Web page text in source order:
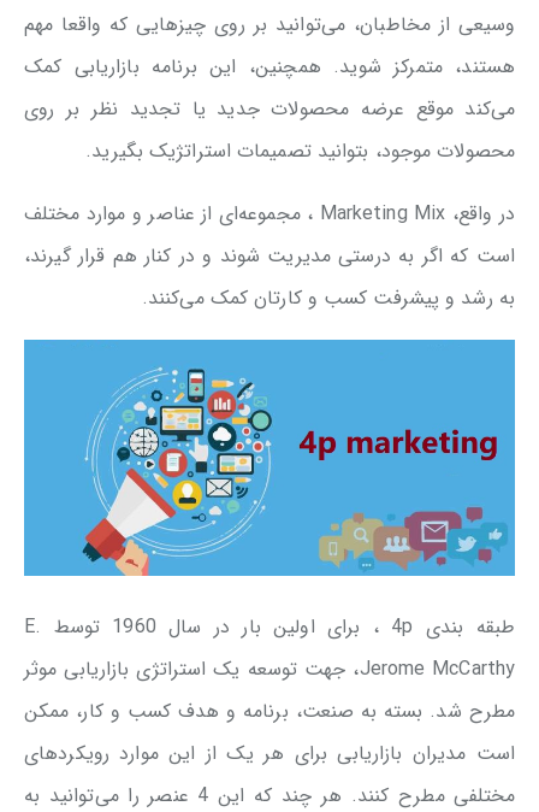
وسیعی از مخاطبان، می‌توانید بر روی چیزهایی که واقعا مهم
هستند، متمرکز شوید. همچنین، این برنامه بازاریابی کمک
می‌کند موقع عرضه محصولات جدید یا تجدید نظر بر روی
محصولات موجود، بتوانید تصمیمات استراتژیک بگیرید.
در واقع، Marketing Mix ، مجموعه‌ای از عناصر و موارد مختلف
است که اگر به درستی مدیریت شوند و در کنار هم قرار گیرند،
به رشد و پیشرفت کسب و کارتان کمک می‌کنند.
طبقه بندی 4p ، برای اولین بار در سال 1960 توسط E.
Jerome McCarthy، جهت توسعه یک استراتژی بازاریابی موثر
مطرح شد. بسته به صنعت، برنامه و هدف کسب و کار، ممکن
است مدیران بازاریابی برای هر یک از این موارد رویکردهای
مختلفی مطرح کنند. هر چند که این 4 عنصر را می‌توانید به